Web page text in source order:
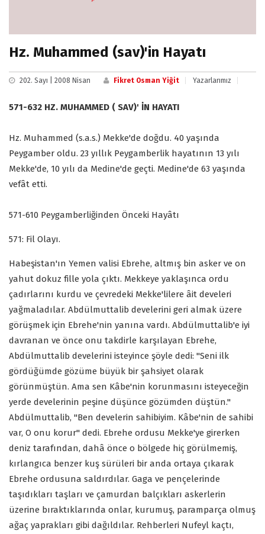
Hz. Muhammed (sav)'in Hayatı
202. Sayı | 2008 Nisan Fikret Osman Yiğit Yazarlarımız
571-632 HZ. MUHAMMED ( SAV)' İN HAYATI
Hz. Muhammed (s.a.s.) Mekke'de doğdu. 40 yaşında
Peygamber oldu. 23 yıllık Peygamberlik hayatının 13 yılı
Mekke'de, 10 yılı da Medine'de geçti. Medine'de 63 yaşında
vefât etti.
571-610 Peygamberliğinden Önceki Hayâtı
571: Fil Olayı.
Habeşistan'ın Yemen valisi Ebrehe, altmış bin asker ve on
yahut dokuz fille yola çıktı. Mekkeye yaklaşınca ordu
çadırlarını kurdu ve çevredeki Mekke'lilere âit develeri
yağmaladılar. Abdülmuttalib develerini geri almak üzere
görüşmek için Ebrehe'nin yanına vardı. Abdülmuttalib'e iyi
davranan ve önce onu takdirle karşılayan Ebrehe,
Abdülmuttalib develerini isteyince şöyle dedi: "Seni ilk
gördüğümde gözüme büyük bir şahsiyet olarak
görünmüştün. Ama sen Kâbe'nin korunmasını isteyeceğin
yerde develerinin peşine düşünce gözümden düştün."
Abdülmuttalib, "Ben develerin sahibiyim. Kâbe'nin de sahibi
var, O onu korur" dedi. Ebrehe ordusu Mekke'ye girerken
deniz tarafından, dahâ önce o bölgede hiç görülmemiş,
kırlangıca benzer kuş sürüleri bir anda ortaya çıkarak
Ebrehe ordusuna saldırdılar. Gaga ve pençelerinde
taşıdıkları taşları ve çamurdan balçıkları askerlerin
üzerine bıraktıklarında onlar, kurumuş, paramparça olmuş
ağaç yaprakları gibi dağıldılar. Rehberleri Nufeyl kaçtı,